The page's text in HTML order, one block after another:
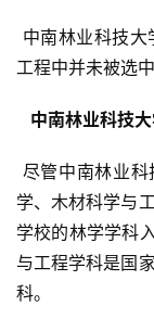
工程中并未被选中
中南林业科技
学、木材科学与
学校的林学学科
与工程学科是国
科。